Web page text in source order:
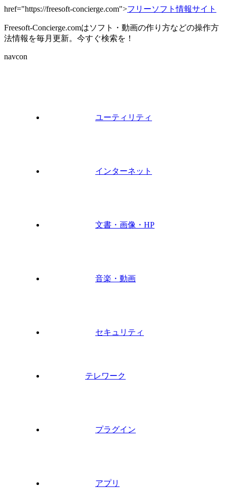
href="https://freesoft-concierge.com">フリーソフト情報サイト
Freesoft-Concierge.comはソフト・動画の作り方などの操作方
法情報を毎月更新。今すぐ検索を！
navcon
ユーティリティ
インターネット
文書・画像・HP
音楽・動画
セキュリティ
テレワーク
プラグイン
アプリ